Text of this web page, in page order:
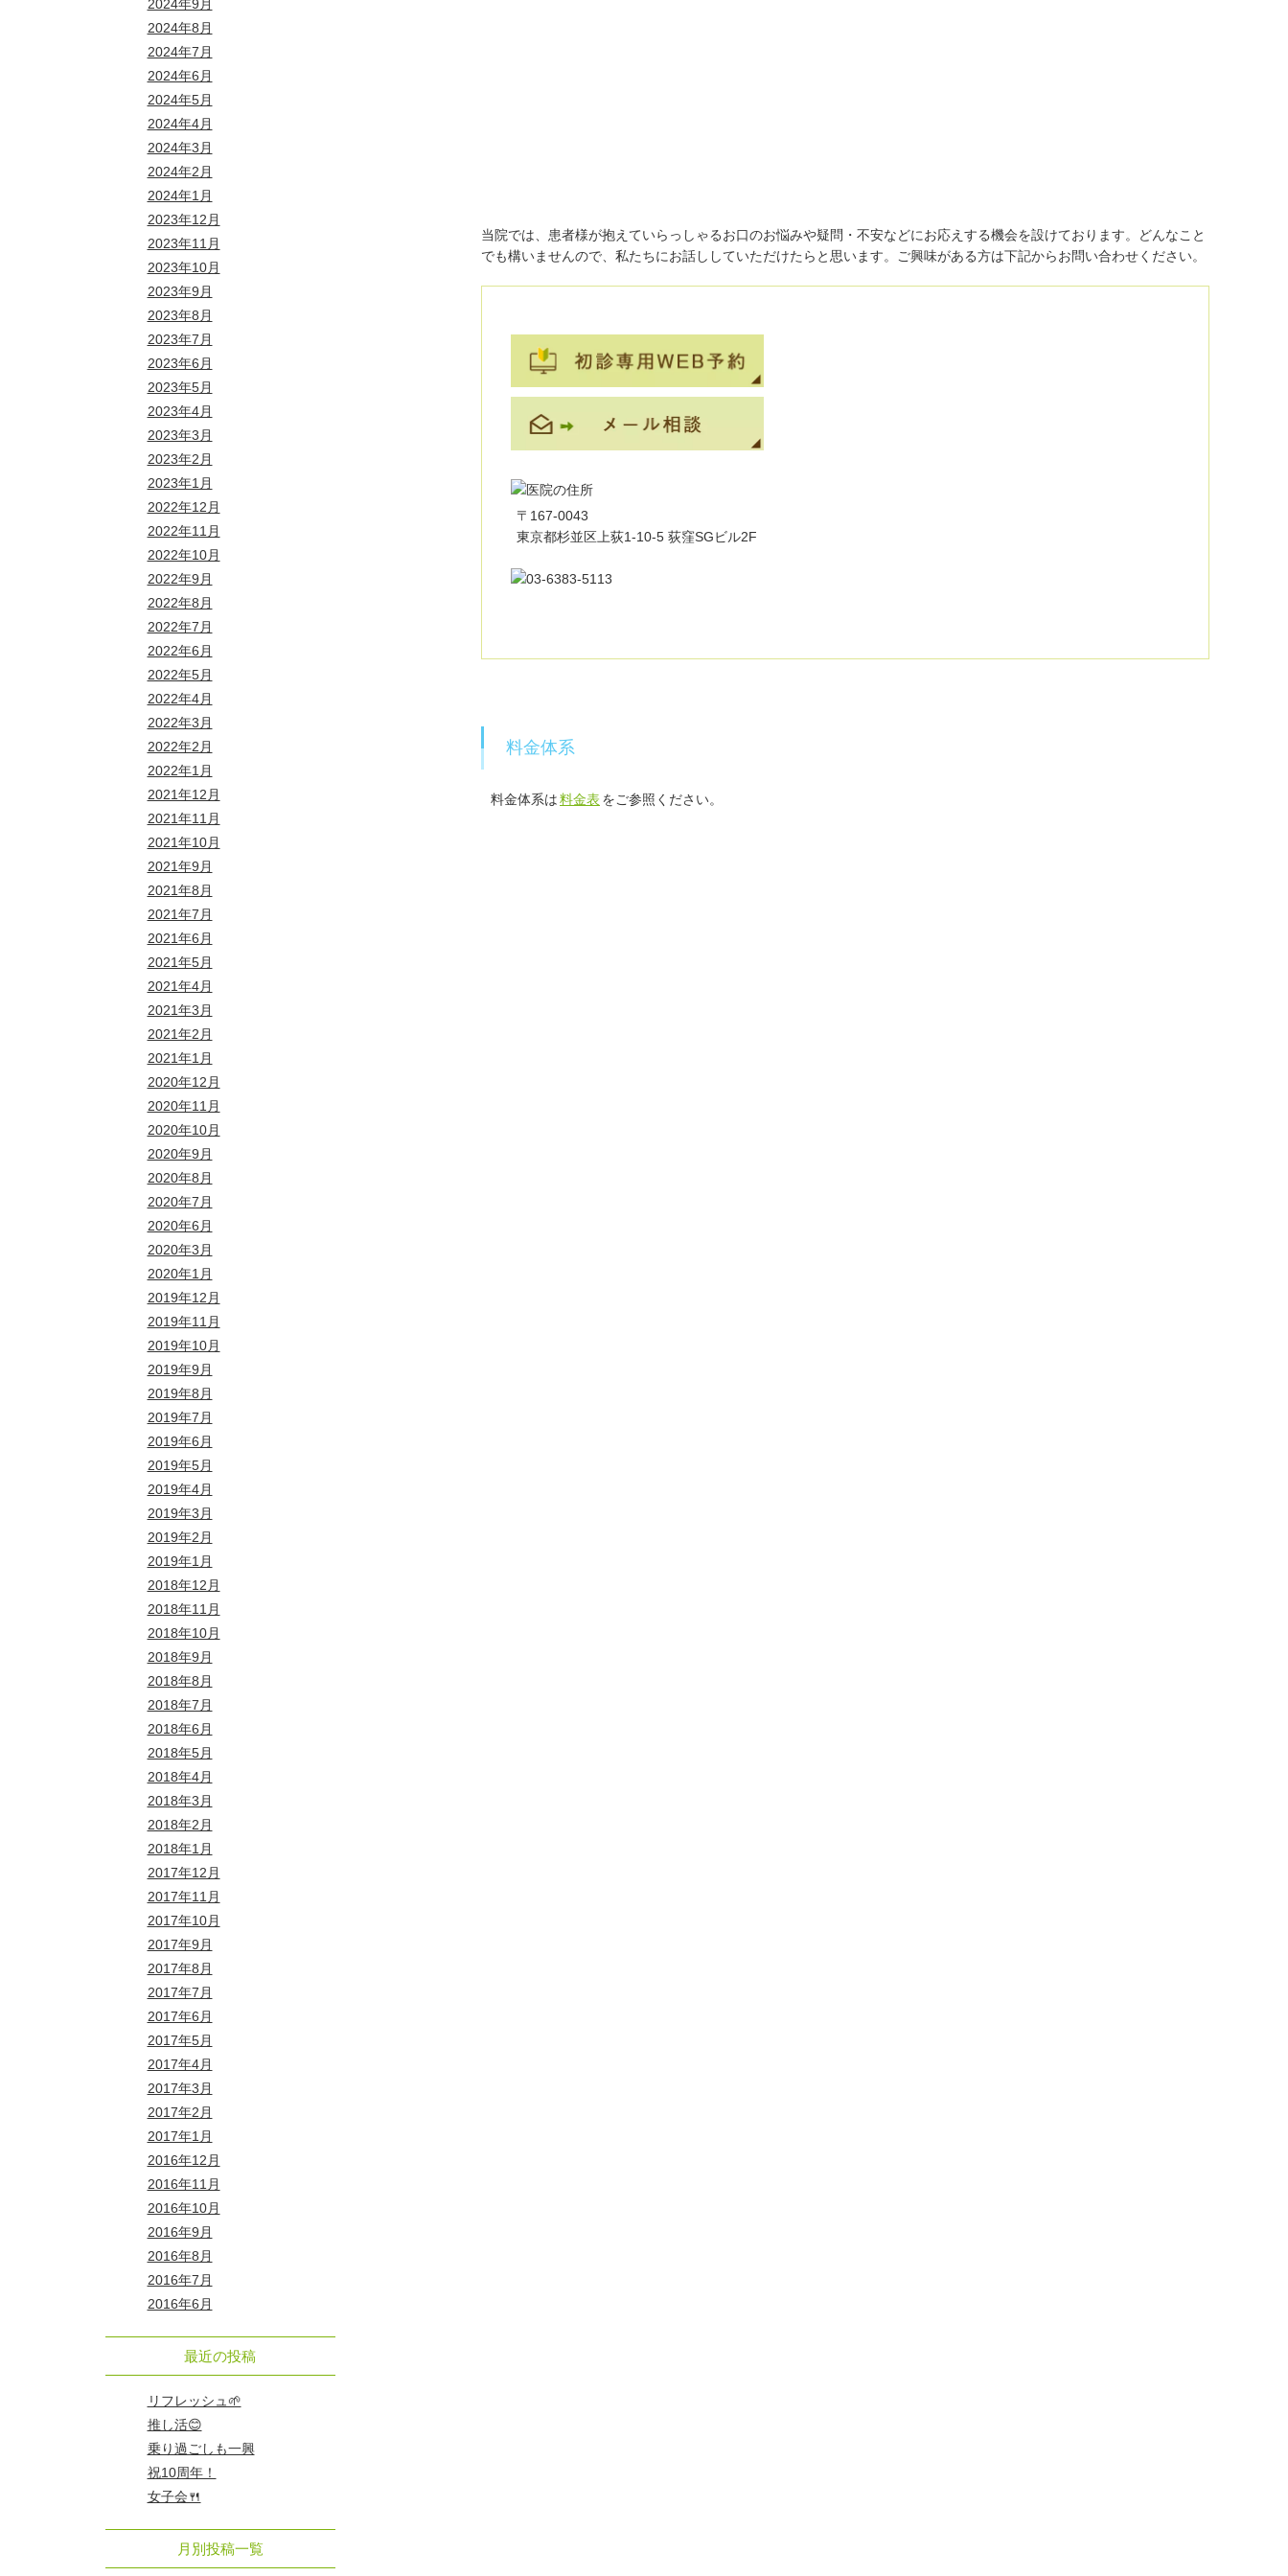
2024年9月
2024年8月
2024年7月
2024年6月
2024年5月
2024年4月
2024年3月
2024年2月
2024年1月
2023年12月
2023年11月
2023年10月
2023年9月
2023年8月
2023年7月
2023年6月
2023年5月
2023年4月
2023年3月
2023年2月
2023年1月
2022年12月
2022年11月
2022年10月
2022年9月
2022年8月
2022年7月
2022年6月
2022年5月
2022年4月
2022年3月
2022年2月
2022年1月
2021年12月
2021年11月
2021年10月
2021年9月
2021年8月
2021年7月
2021年6月
2021年5月
2021年4月
2021年3月
2021年2月
2021年1月
2020年12月
2020年11月
2020年10月
2020年9月
2020年8月
2020年7月
2020年6月
2020年3月
2020年1月
2019年12月
2019年11月
2019年10月
2019年9月
2019年8月
2019年7月
2019年6月
2019年5月
2019年4月
2019年3月
2019年2月
2019年1月
2018年12月
2018年11月
2018年10月
2018年9月
2018年8月
2018年7月
2018年6月
2018年5月
2018年4月
2018年3月
2018年2月
2018年1月
2017年12月
2017年11月
2017年10月
2017年9月
2017年8月
2017年7月
2017年6月
2017年5月
2017年4月
2017年3月
2017年2月
2017年1月
2016年12月
2016年11月
2016年10月
2016年9月
2016年8月
2016年7月
2016年6月
最近の投稿
リフレッシュ🌱
推し活😊
乗り過ごしも一興
祝10周年！
女子会🍴
月別投稿一覧
当院では、患者様が抱えていらっしゃるお口のお悩みや疑問・不安などにお応えする機会を設けております。どんなこと
でも構いませんので、私たちにお話ししていただけたらと思います。ご興味がある方は下記からお問い合わせください。
〒167-0043
東京都杉並区上荻1-10-5 荻窪SGビル2F
料金体系
料金体系は料金表 をご参照ください。